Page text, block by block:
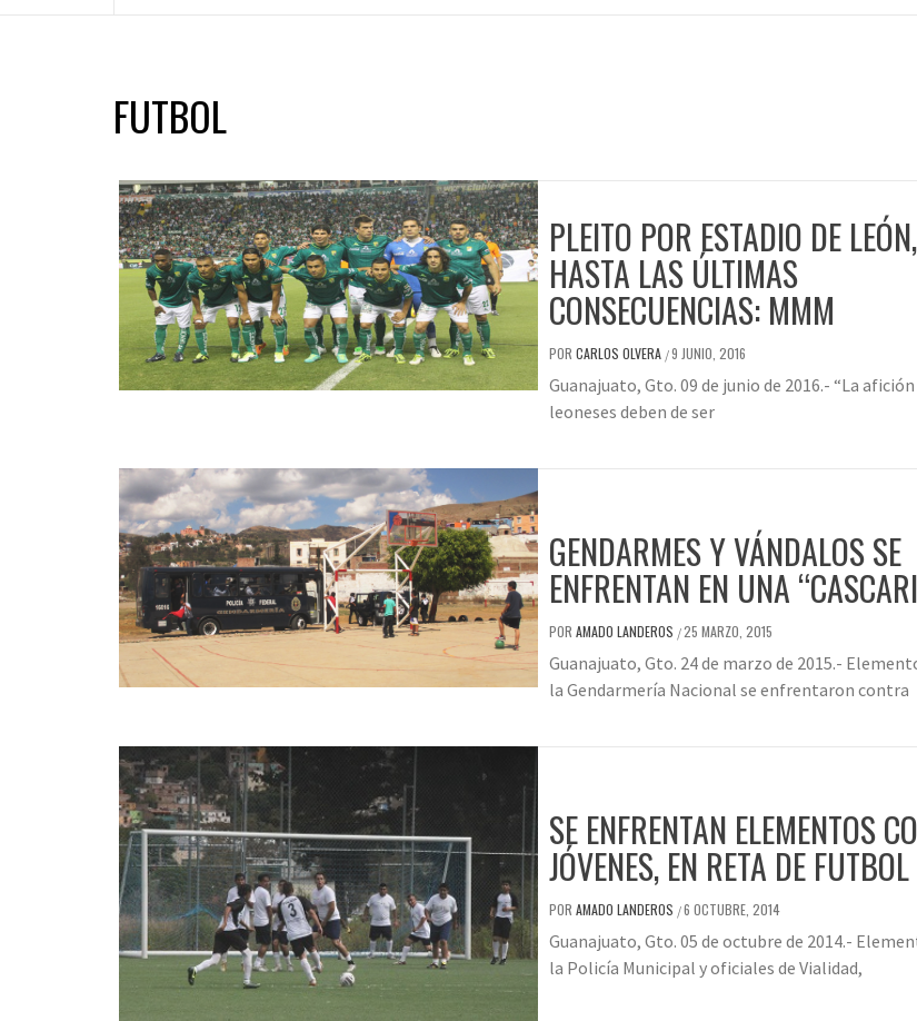
FUTBOL
PLEITO POR ESTADIO DE LEÓN,
HASTA LAS ÚLTIMAS
CONSECUENCIAS: MMM
POR CARLOS OLVERA /9 JUNIO, 2016
Guanajuato, Gto. 09 de junio de 2016.- “La
leoneses deben de ser
GENDARMES Y VÁNDALOS SE
ENFRENTAN EN UNA
POR AMADO LANDEROS /25 MARZO, 2015
Guanajuato, Gto. 24 de marzo de 2015.-
la Gendarmería Nacional se enfrentaron contra
SE ENFRENTAN ELEMENTOS
JÓVENES, EN RETA DE FUTBOL
POR AMADO LANDEROS /6 OCTUBRE, 2014
Guanajuato, Gto. 05 de octubre de 2014.-
la Policía Municipal y oficiales de Vialidad,